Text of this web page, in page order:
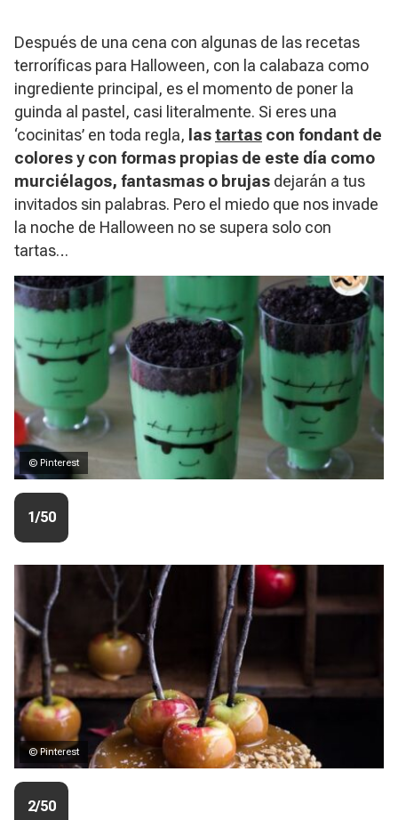
Después de una cena con algunas de las recetas
terroríficas para Halloween, con la calabaza como
ingrediente principal, es el momento de poner la
guinda al pastel, casi literalmente. Si eres una
‘cocinitas’ en toda regla, lastartas con fondant de
colores y con formas propias de este día como
murciélagos, fantasmas o brujas dejarán a tus
invitados sin palabras. Pero el miedo que nos invade
la noche de Halloween no se supera solo con
tartas…
© Pinterest
1/50
© Pinterest
2/50